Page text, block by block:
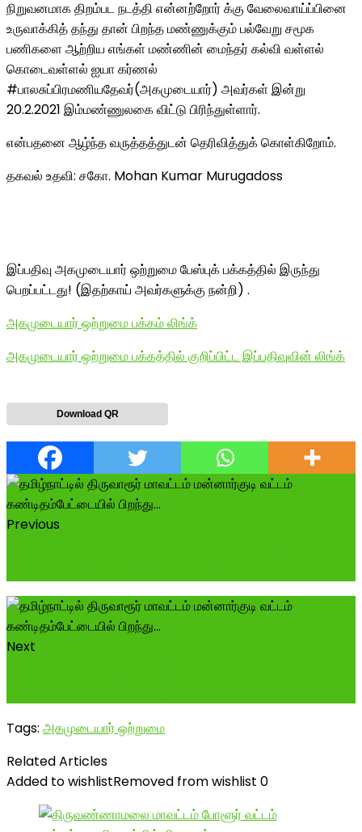
நிறுவனமாக திறம்பட நடத்தி என்னற்றோர் க்கு வேலைவாய்ப்பினை
உருவாக்கித் தந்து தான் பிறந்த மண்ணுக்கும் பல்வேறு சமூக
பணிகளை ஆற்றிய எங்கள் மண்ணின் மைந்தர் கல்வி வள்ளல்
கொடைவள்ளல் ஐயா கர்ணல்
#பாலசுப்பிரமணியதேவர்(அகமுடையார்) அவர்கள் இன்று
20.2.2021 இம்மண்ணுலகை விட்டு பிரிந்துள்ளார்.
என்பதனை ஆழ்ந்த வருத்தத்துடன் தெரிவித்துக் கொள்கிறோம்.
தகவல் உதவி: சகோ. Mohan Kumar Murugadoss
இப்பதிவு அகமுடையார் ஒற்றுமை பேஸ்புக் பக்கத்தில் இருந்து
பெறப்பட்டது! (இதற்காய் அவர்களுக்கு நன்றி) .
அகமுடையார் ஒற்றுமை பக்கம் லிங்க்
அகமுடையார் ஒற்றுமை பக்கத்தில் குறிப்பிட்ட இப்பதிவுவின் லிங்க்
Download QR
Previous
Next
Tags: அகமுடையார் ஒற்றுமை
Related Articles
Added to wishlistRemoved from wishlist 0